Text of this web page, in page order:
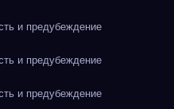
и предубеждение
и предубеждение
и предубеждение